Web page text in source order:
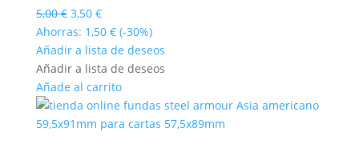
5,00€ El
precio
original
era:
5,00 €.
3,50 €El
precio
actual
es:
3,50 €.
Ahorras: 1,50 € (-30%)
Añadir a lista de deseos
Añadir a lista de deseos
Añade al carrito